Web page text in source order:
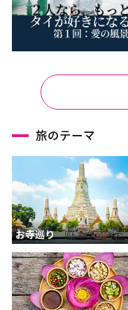
旅のテーマ
お寺巡り